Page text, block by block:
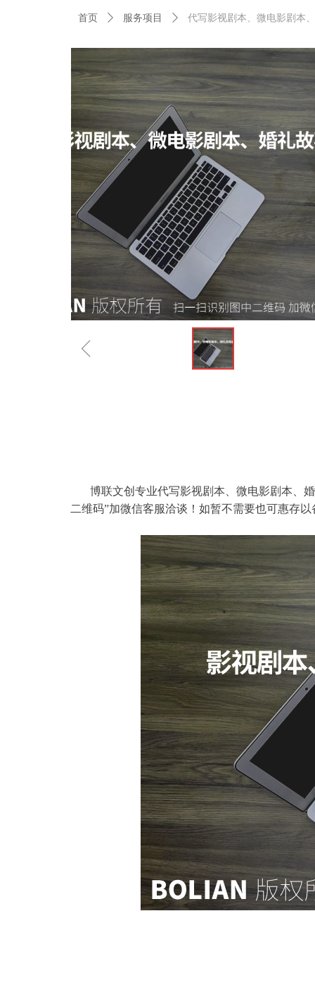
首页 ꄲ 服务项目 ꄲ 代写影视剧本、微电影剧本
ꁆ
博联文创专业代写影视剧本、微电影剧本、
二维码”加微信客服洽谈！如暂不需要也可惠存以